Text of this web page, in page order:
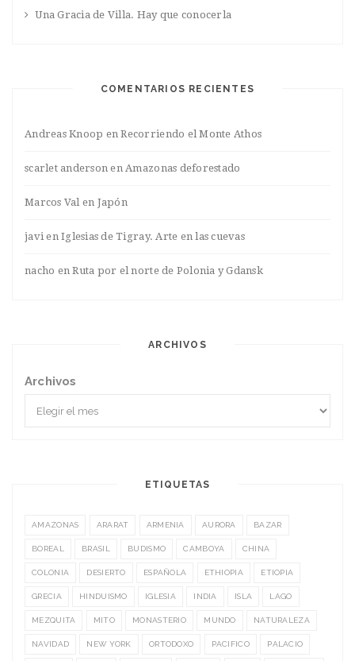
Una Gracia de Villa. Hay que conocerla
COMENTARIOS RECIENTES
Andreas Knoop enRecorriendo el Monte Athos
scarlet anderson enAmazonas deforestado
Marcos Valen Japón
javienIglesias de Tigray. Arte en las cuevas
nacho enRuta por el norte de Polonia y Gdansk
ARCHIVOS
Archivos
ETIQUETAS
AMAZONAS ARARAT ARMENIA AURORA BAZAR
BOREAL BRASIL BUDISMO CAMBOYA CHINA
COLONIA DESIERTO ESPAÑOLA ETHIOPIA ETIOPIA
GRECIA HINDUISMO IGLESIA INDIA ISLA LAGO
MEZQUITA MITO MONASTERIO MUNDO NATURALEZA
NAVIDAD NEW YORK ORTODOXO PACIFICO PALACIO